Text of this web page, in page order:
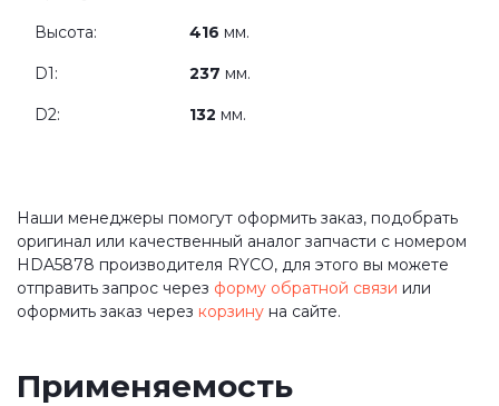
Высота: 416 мм.
D1: 237 мм.
D2: 132 мм.
Наши менеджеры помогут оформить заказ, подобрать
оригинал или качественный аналог запчасти с номером
HDA5878 производителя RYCO, для этого вы можете
отправить запрос через форму обратной связи или
оформить заказ через корзину на сайте.
Применяемость